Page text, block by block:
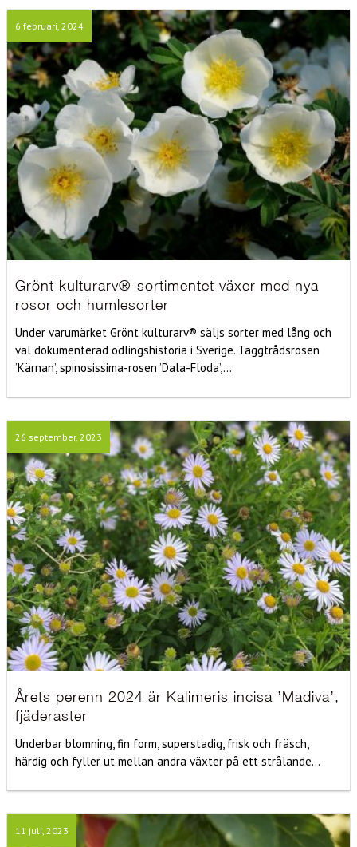
6 februari, 2024
Grönt kulturarv®-sortimentet växer med nya
rosor och humlesorter
Under varumärket Grönt kulturarv® säljs sorter med lång och
väl dokumenterad odlingshistoria i Sverige. Taggtrådsrosen
’Kärnan’, spinosissima-rosen ’Dala-Floda’,...
26 september, 2023
Årets perenn 2024 är Kalimeris incisa ’Madiva’,
fjäderaster
Underbar blomning, fin form, superstadig, frisk och fräsch,
härdig och fyller ut mellan andra växter på ett strålande...
11 juli, 2023